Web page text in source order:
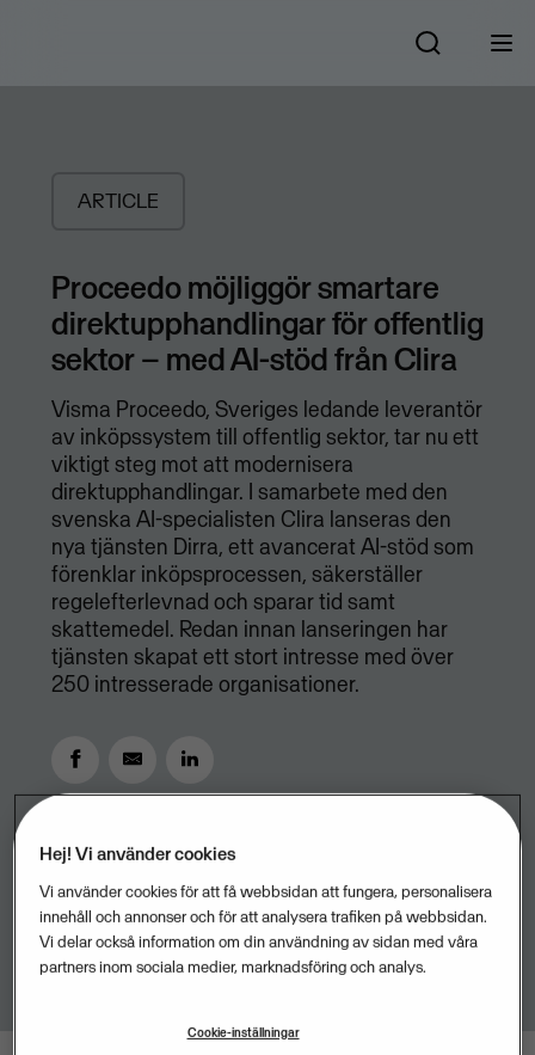
ARTICLE
Proceedo möjliggör smartare
direktupphandlingar för offentlig
sektor – med AI-stöd från Clira
Visma Proceedo, Sveriges ledande leverantör
av inköpssystem till offentlig sektor, tar nu ett
viktigt steg mot att modernisera
direktupphandlingar. I samarbete med den
svenska AI-specialisten Clira lanseras den
nya tjänsten Dirra, ett avancerat AI-stöd som
förenklar inköpsprocessen, säkerställer
regelefterlevnad och sparar tid samt
skattemedel. Redan innan lanseringen har
tjänsten skapat ett stort intresse med över
250 intresserade organisationer.
Hej! Vi använder cookies
Vi använder cookies för att få webbsidan att fungera, personalisera
innehåll och annonser och för att analysera trafiken på webbsidan.
Vi delar också information om din användning av sidan med våra
partners inom sociala medier, marknadsföring och analys.
Cookie-inställningar